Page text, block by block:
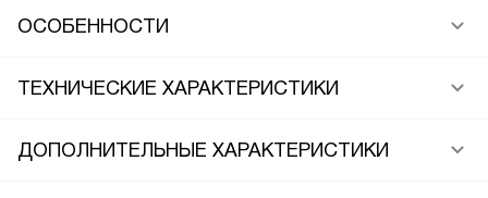
ОСОБЕННОСТИ
ТЕХНИЧЕСКИЕ ХАРАКТЕРИСТИКИ
ДОПОЛНИТЕЛЬНЫЕ ХАРАКТЕРИСТИКИ